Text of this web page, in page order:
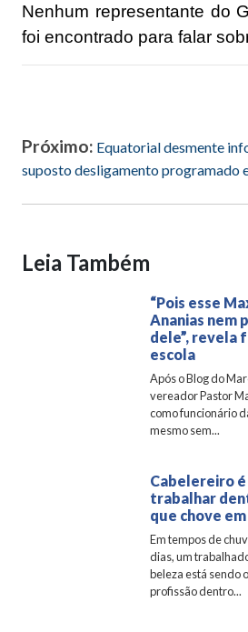
Nenhum representante do
foi encontrado para falar
Próximo: Equatorial desmente
suposto desligamento programado
Leia Também
“Pois esse
Ananias nem
dele”, revela
escola
Após o Blog do
vereador Pastor
como funcionário
mesmo sem...
Cabelereiro
trabalhar
que chove
Em tempos de
dias, um
beleza está sendo
profissão dentro...